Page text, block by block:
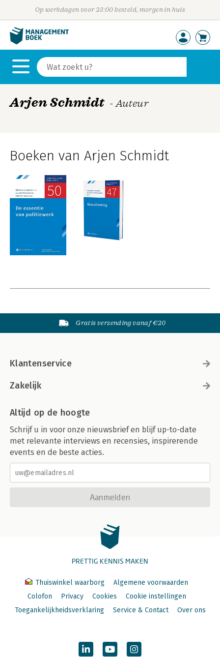
Op werkdagen voor 23:00 besteld, morgen in huis
Arjen Schmidt - Auteur
Boeken van Arjen Schmidt
Gratis verzending vanaf €20
Klantenservice
Zakelijk
Altijd op de hoogte
Schrijf u in voor onze nieuwsbrief en blijf up-to-date
met relevante interviews en recensies, inspirerende
events en de beste acties.
Aanmelden
PRETTIG KENNIS MAKEN
Thuiswinkel waarborg
Algemene voorwaarden
Colofon
Privacy Cookies
Cookie instellingen
Toegankelijkheidsverklaring
Service & Contact Over ons